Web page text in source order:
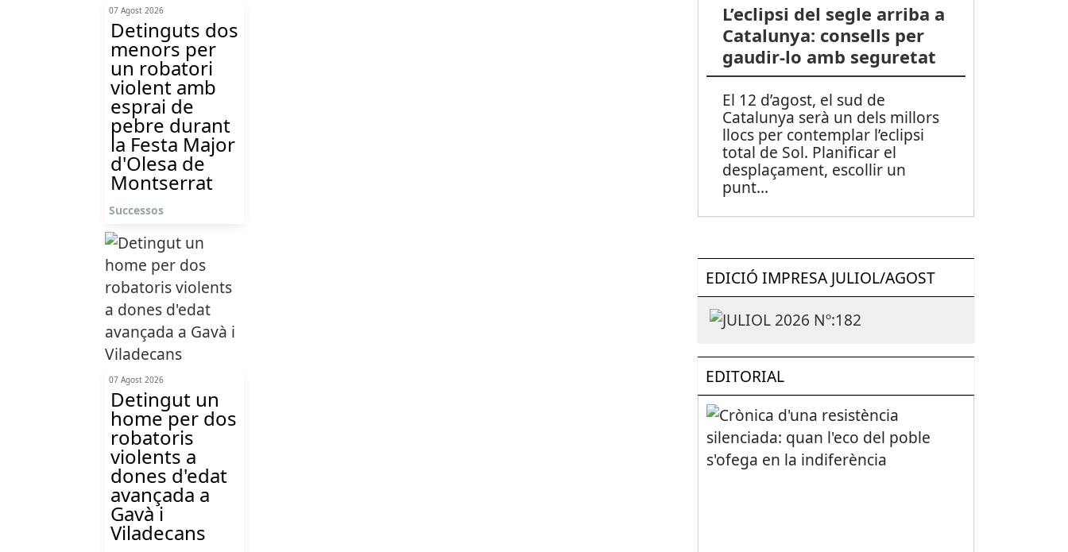
07 Agost 2026
Detinguts dos
menors per
un robatori
violent amb
esprai de
pebre durant
la Festa Major
d'Olesa de
Montserrat
Successos
07 Agost 2026
Detingut un
home per dos
robatoris
violents a
dones d'edat
avançada a
Gavà i
Viladecans
L’eclipsi del segle arriba a
Catalunya: consells per
gaudir-lo amb seguretat
El 12 d’agost, el sud de
Catalunya serà un dels millors
llocs per contemplar l’eclipsi
total de Sol. Planificar el
desplaçament, escollir un
punt...
EDICIÓ IMPRESA JULIOL/AGOST
EDITORIAL